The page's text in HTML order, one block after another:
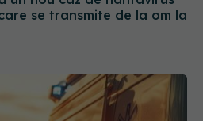
se transmite de la om la